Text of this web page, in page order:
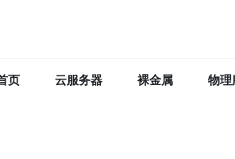
页 云服务器 裸金属 物理